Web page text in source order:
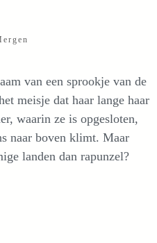
van een sprookje van de
meisje dat haar lange haar
waarin ze is opgesloten,
naar boven klimt. Maar
landen dan rapunzel?